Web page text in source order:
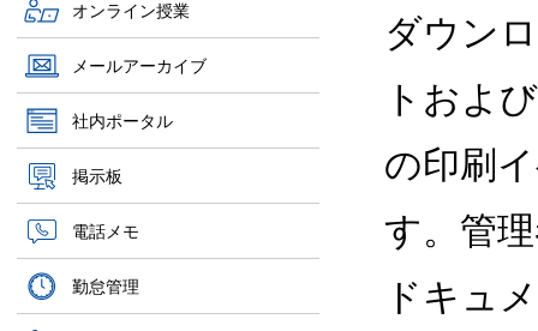
オンライン授業
メールアーカイブ
社内ポータル
掲示板
電話メモ
勤怠管理
ダウン
トおよ
の印刷
す。管
ドキュ